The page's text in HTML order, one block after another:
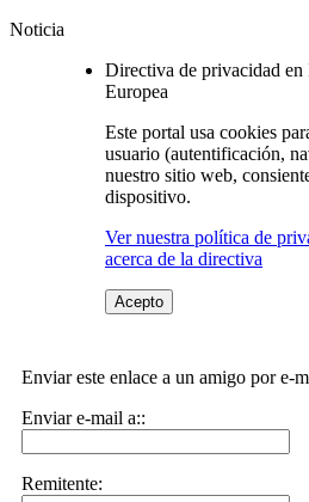
Noticia
Directiva de privacidad
Europea
Este portal usa cookies
usuario (autentificación,
nuestro sitio web,
dispositivo.
Ver nuestra política de
acerca de la directiva
Acepto
Enviar este enlace a un amigo por e-
Enviar e-mail a::
Remitente: